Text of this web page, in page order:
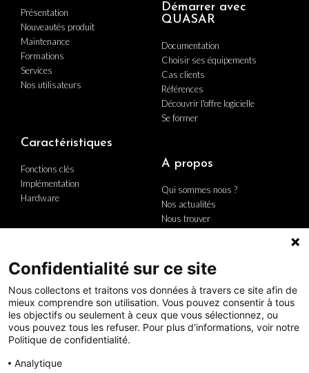
Présentation
Nouveautés produit
Maintenance
Formations
Services
Nos utilisateurs
Démarrer avec
QUASAR
Documentation
Choisir ses équipements
Cas clients
Références
Découvrir l'offre logicielle
Se former
Caractéristiques
Fonctions clés
Implémentation
Hardware
A propos
Qui sommes nous ?
Nos actualités
Nous trouver
Le groupe
Politique Qualité
Confidentialité sur ce site
Nous collectons et traitons vos données à travers ce site afin de
mieux comprendre son utilisation. Vous pouvez consentir à tous
les objectifs ou seulement à ceux que vous sélectionnez, ou
vous pouvez tous les refuser. Pour plus d'informations, voir notre
Politique de confidentialité.
Analytique